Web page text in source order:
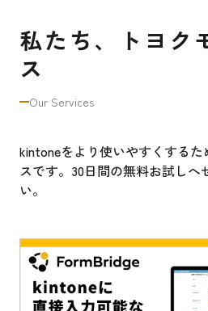
私たち、トヨク
ス
Our Services
kintoneをより使いやすくする
スです。30日間の無料お試しへ
い。